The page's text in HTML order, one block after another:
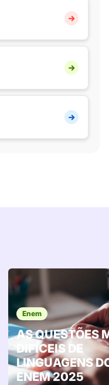
Enem
AS QUESTÕES
DIFÍCEIS DE
LINGUAGENS
ENEM 2025